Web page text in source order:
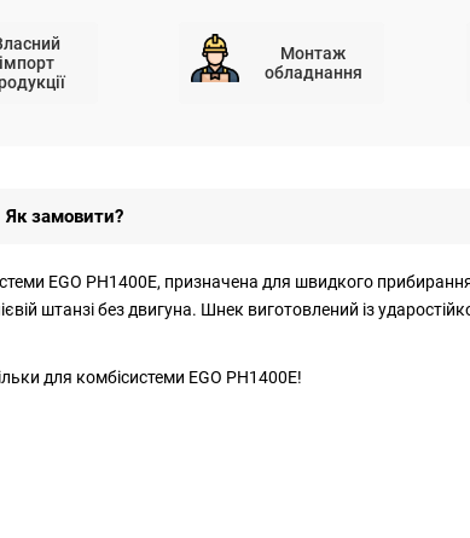
імпорт
Монтаж
обладнання
Як замовити?
EGO PH1400E, призначена для швидкого
штанзі без двигуна. Шнек виготовлений із
для комбісистеми EGO PH1400E!